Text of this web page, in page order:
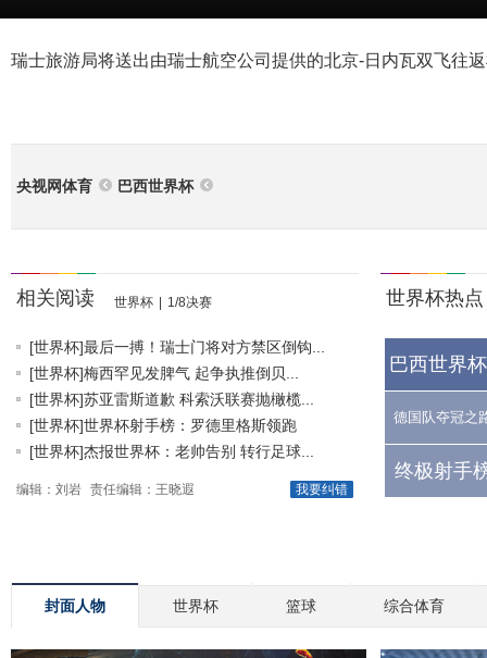
瑞士旅游局将送出由瑞士航空公司提供的北京-日内瓦双飞往
央视网体育 巴西世界杯
相关阅读 世界杯 1/8决赛
[世界杯]最后一搏！瑞士门将对方禁区倒钩...
[世界杯]梅西罕见发脾气 起争执推倒贝...
[世界杯]苏亚雷斯道歉 科索沃联赛抛橄榄...
[世界杯]世界杯射手榜：罗德里格斯领跑
[世界杯]杰报世界杯：老帅告别 转行足球...
我要纠错
编辑：刘岩 责任编辑：王晓遐
世界杯热点
巴西世界
德国队夺冠之
终极射手
封面人物 世界杯 篮球 综合体育